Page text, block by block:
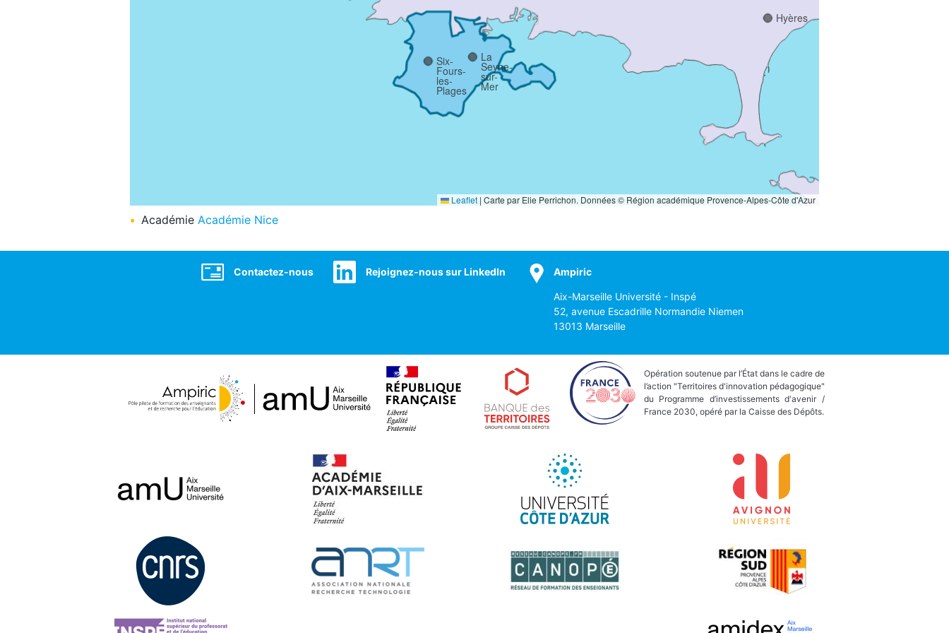
Hyères
La
Seyne-
sur-
Mer
Six-
Fours-
les-
Plages
Leaflet | Carte par Elie Perrichon. Données © Région académique Provence-Alpes-Côte d'Azur
Académie Académie Nice
SocialContactez-nous Rejoignez-nous sur LinkedIn Ampiric
Aix-Marseille Université - Inspé
52, avenue Escadrille Normandie Niemen
13013 Marseille
Opération soutenue par l’État dans le cadre de
l’action "Territoires d'innovation pédagogique"
du Programme d’investissements d'avenir /
France 2030, opéré par la Caisse des Dépôts.